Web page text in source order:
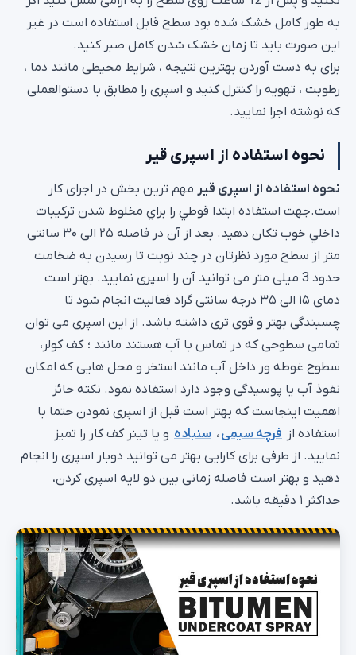
به طور کامل خشک شده بود سطح قابل استفاده است در غیر
این صورت باید تا زمان خشک شدن کامل صبر کنید.
برای به دست آوردن بهترین نتیجه ، شرایط محیطی مانند دما ،
رطوبت ، تهویه را کنترل کنید و اسپری را مطابق با دستوالعملی
که نوشته اجرا نمایید.
نحوه استفاده از اسپری قیر
نحوه استفاده از اسپری قیر
است.جهت استفاده ابتدا قوطي را براي مخلوط شدن ترکيبات
داخلي خوب تکان دهيد. بعد از آن در فاصله ۲۵ الی ۳۰ سانتی
متر از سطح مورد نظرتان در چند نوبت تا رسیدن به ضخامت
حدود 3 میلی متر می توانید آن را اسپری نمایید. بهتر است
دمای ۱۵ الی ۳۵ درجه سانتی گراد فعاليت انجام شود تا
چسبندگی بهتر و قوی تری داشته باشد. از این اسپری می توان
تمامی سطوحی که در تماس با آب هستند مانند ؛ کف کولر،
سطوح غوطه ور داخل آب مانند استخر و محل هایی که امکان
نفوذ آب یا پوسیدگی وجود دارد استفاده نمود. نکته حائز
اهمیت اینجاست که بهتر است قبل از اسپری نمودن حتما با
استفاده از
فرچه سیمی
و یا تینر کف کار را تمیز
نمایید. از طرفی برای کارایی بهتر می توانید دوبار اسپری را انجام
دهید و بهتر است فاصله زمانی بین دو لایه اسپری کردن،
حداکثر ۱ دقیقه باشد.